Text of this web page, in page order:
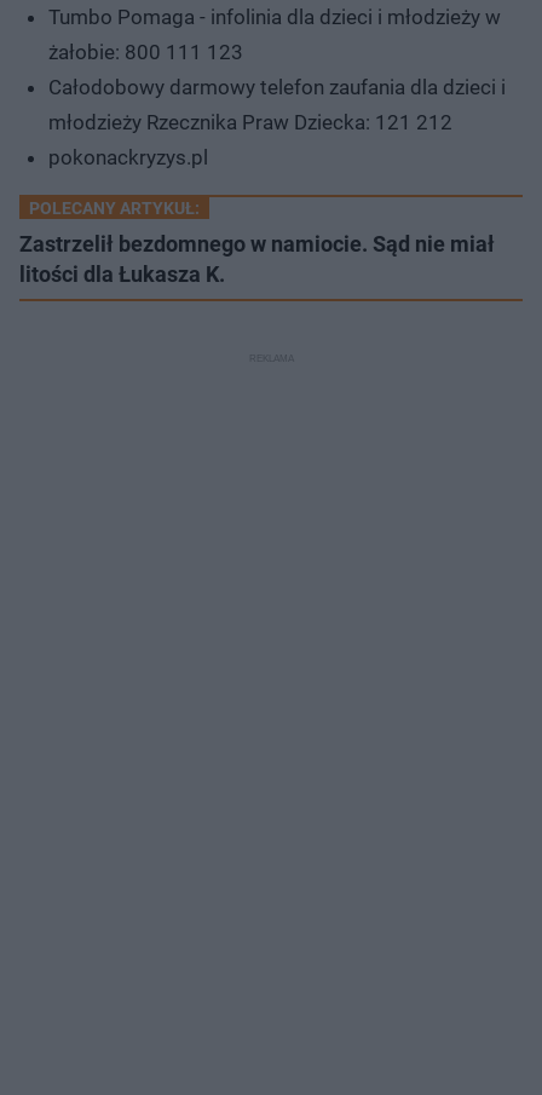
Tumbo Pomaga - infolinia dla dzieci i młodzieży w
żałobie: 800 111 123
Całodobowy darmowy telefon zaufania dla dzieci i
młodzieży Rzecznika Praw Dziecka: 121 212
pokonackryzys.pl
POLECANY ARTYKUŁ:
Zastrzelił bezdomnego w namiocie. Sąd nie miał
litości dla Łukasza K.